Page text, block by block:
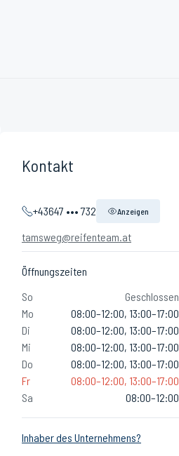
Kontakt
+43647 ••• 732 Anzeigen
tamsweg@reifenteam.at
Öffnungszeiten
So
Geschlossen
Mo
08:00–12:00, 13:00–17:00
Di
08:00–12:00, 13:00–17:00
Mi
08:00–12:00, 13:00–17:00
Do
08:00–12:00, 13:00–17:00
Fr
08:00–12:00, 13:00–17:00
Sa
08:00–12:00
Inhaber des Unternehmens?